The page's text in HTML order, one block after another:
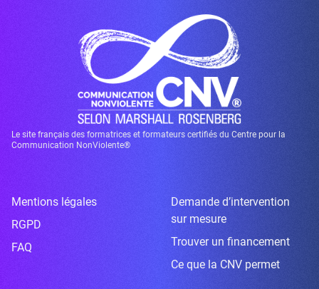
Le site français des formatrices et formateurs certifiés du Centre pour la
Communication NonViolente®
Mentions légales
RGPD
FAQ
Demande d’intervention
sur mesure
Trouver un financement
Ce que la CNV permet